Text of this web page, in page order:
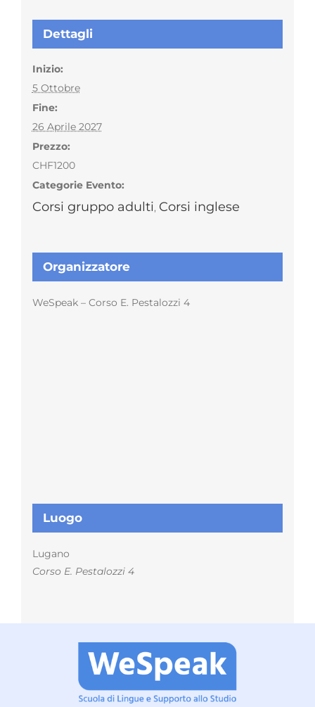
Dettagli
Inizio:
5 Ottobre
Fine:
26 Aprile 2027
Prezzo:
CHF1200
Categorie Evento:
Corsi gruppo adulti, Corsi inglese
Organizzatore
WeSpeak – Corso E. Pestalozzi 4
Luogo
Lugano
Corso E. Pestalozzi 4